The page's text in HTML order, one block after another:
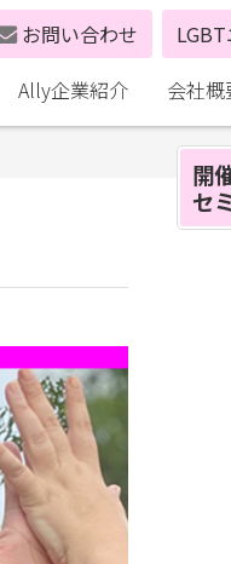
お問い合わせ
Ally企業紹介
会社概
開
セ